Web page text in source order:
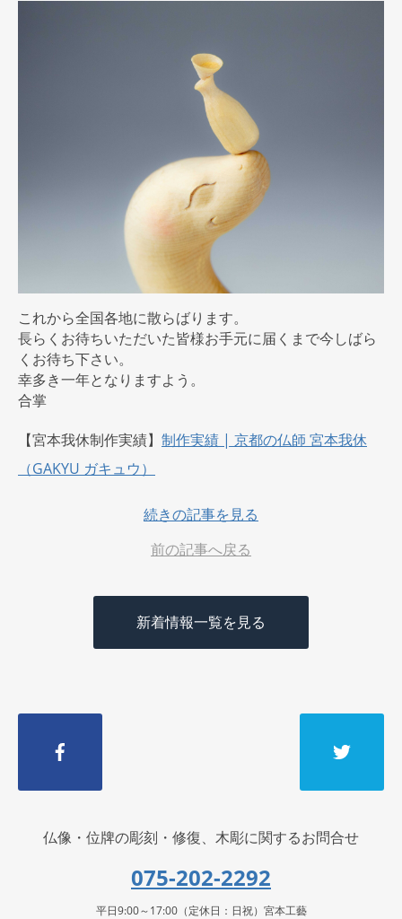
これから全国各地に散らばります。
長らくお待ちいただいた皆様お手元に届くまで今しばら
くお待ち下さい。
幸多き一年となりますよう。
合掌
【宮本我休制作実績】 制作実績 | 京都の仏師 宮本我休
（GAKYU ガキュウ）
続きの記事を見る
前の記事へ戻る
新着情報一覧を見る
仏像・位牌の彫刻・修復、木彫に関するお問合せ
075-202-2292
平日9:00～17:00（定休日：日祝）宮本工藝